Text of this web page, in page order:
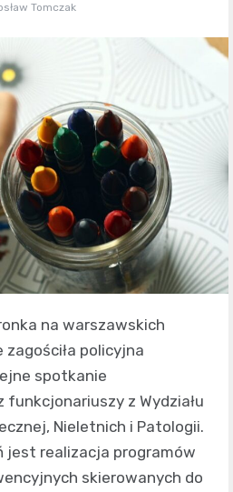
Tomczak
na warszawskich
policyjna
spotkanie
funkcjonariuszy z Wydziału
Nieletnich i Patologii.
jest realizacja programów
skierowanych do